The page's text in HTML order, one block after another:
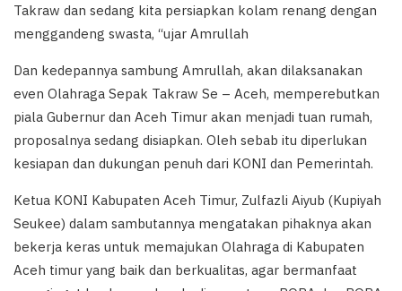
Takraw dan sedang kita persiapkan kolam renang dengan
menggandeng swasta, “ujar Amrullah
Dan kedepannya sambung Amrullah, akan dilaksanakan
even Olahraga Sepak Takraw Se – Aceh, memperebutkan
piala Gubernur dan Aceh Timur akan menjadi tuan rumah,
proposalnya sedang disiapkan. Oleh sebab itu diperlukan
kesiapan dan dukungan penuh dari KONI dan Pemerintah.
Ketua KONI Kabupaten Aceh Timur, Zulfazli Aiyub (Kupiyah
Seukee) dalam sambutannya mengatakan pihaknya akan
bekerja keras untuk memajukan Olahraga di Kabupaten
Aceh timur yang baik dan berkualitas, agar bermanfaat